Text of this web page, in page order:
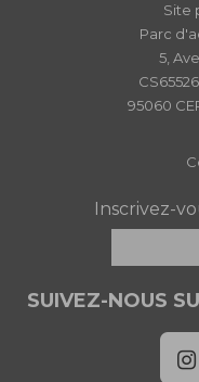
Site
Parc
5,
95060
Inscrivez-
SUIVEZ-NOUS